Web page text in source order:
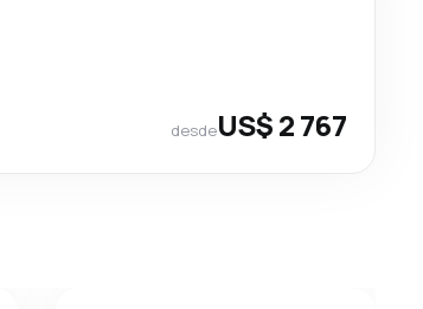
desdeUS$ 2 767